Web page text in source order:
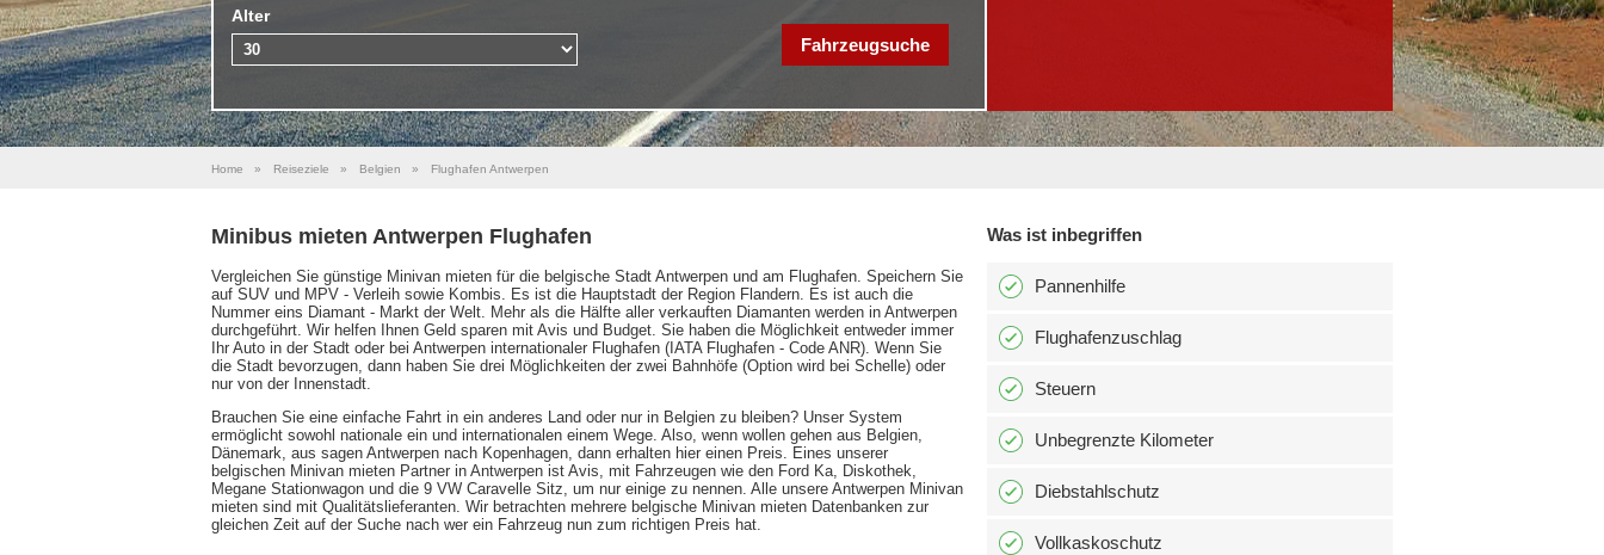
Alter
Home » Reiseziele » Belgien » Flughafen Antwerpen
Minibus mieten Antwerpen Flughafen
Vergleichen Sie günstige Minivan mieten für die belgische Stadt Antwerpen und am Flughafen. Speichern Sie
auf SUV und MPV - Verleih sowie Kombis. Es ist die Hauptstadt der Region Flandern. Es ist auch die
Nummer eins Diamant - Markt der Welt. Mehr als die Hälfte aller verkauften Diamanten werden in Antwerpen
durchgeführt. Wir helfen Ihnen Geld sparen mit Avis und Budget. Sie haben die Möglichkeit entweder immer
Ihr Auto in der Stadt oder bei Antwerpen internationaler Flughafen (IATA Flughafen - Code ANR). Wenn Sie
die Stadt bevorzugen, dann haben Sie drei Möglichkeiten der zwei Bahnhöfe (Option wird bei Schelle) oder
nur von der Innenstadt.
Brauchen Sie eine einfache Fahrt in ein anderes Land oder nur in Belgien zu bleiben? Unser System
ermöglicht sowohl nationale ein und internationalen einem Wege. Also, wenn wollen gehen aus Belgien,
Dänemark, aus sagen Antwerpen nach Kopenhagen, dann erhalten hier einen Preis. Eines unserer
belgischen Minivan mieten Partner in Antwerpen ist Avis, mit Fahrzeugen wie den Ford Ka, Diskothek,
Megane Stationwagon und die 9 VW Caravelle Sitz, um nur einige zu nennen. Alle unsere Antwerpen Minivan
mieten sind mit Qualitätslieferanten. Wir betrachten mehrere belgische Minivan mieten Datenbanken zur
gleichen Zeit auf der Suche nach wer ein Fahrzeug nun zum richtigen Preis hat.
Was ist inbegriffen
Pannenhilfe
Flughafenzuschlag
Steuern
Unbegrenzte Kilometer
Diebstahlschutz
Vollkaskoschutz